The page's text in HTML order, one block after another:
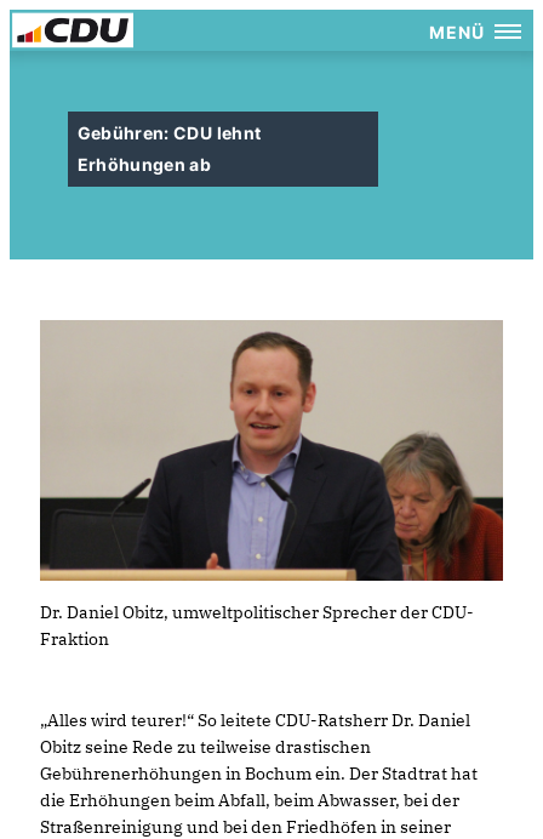
MENÜ
Gebühren: CDU lehnt
Erhöhungen ab
Dr. Daniel Obitz, umweltpolitischer Sprecher der CDU-
Fraktion
Alles wird teurer!“ So leitete CDU-Ratsherr Dr. Daniel
Obitz seine Rede zu teilweise drastischen
Gebührenerhöhungen in Bochum ein. Der Stadtrat hat
die Erhöhungen beim Abfall, beim Abwasser, bei der
Straßenreinigung und bei den Friedhöfen in seiner